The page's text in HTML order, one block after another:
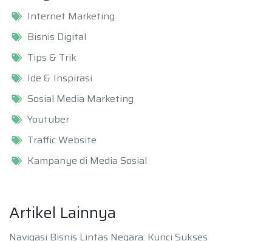
Internet Marketing
Bisnis Digital
Tips & Trik
Ide & Inspirasi
Sosial Media Marketing
Youtuber
Traffic Website
Kampanye di Media Sosial
Artikel Lainnya
Navigasi Bisnis Lintas Negara: Kunci Sukses